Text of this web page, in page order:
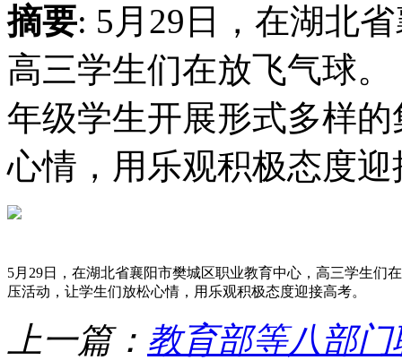
摘要: 5月29日，在湖北
高三学生们在放飞气球
年级学生开展形式多样
心情，用乐观积极态度
5月29日，在湖北省襄阳市樊城区职业教育中心，高三学生们
压活动，让学生们放松心情，用乐观积极态度迎接高考。
上一篇： 教育部等八部